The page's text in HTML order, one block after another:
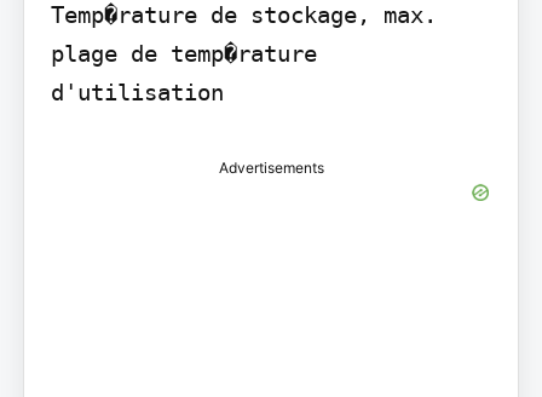
Temp�rature de stockage, max.
plage de temp�rature
d'utilisation
Advertisements